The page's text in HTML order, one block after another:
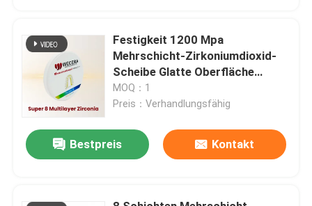
Festigkeit 1200 Mpa
Mehrschicht-Zirkoniumdioxid-
Scheibe Glatte Oberfläche
Dickenoptionen 10 mm 12 mm
14 mm 16 mm 18 mm 20 mm 22
zahnmedizinische Anwendungen
MOQ：1
Preis：Verhandlungsfähig
Bestpreis Kontakt